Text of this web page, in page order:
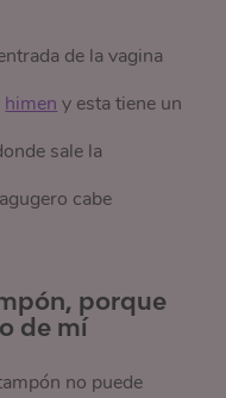
de la vagina
himen y esta tiene un
sale la
cabe
porque
de mí
no puede